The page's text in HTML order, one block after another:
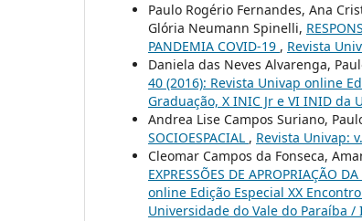
Paulo Rogério Fernandes, Ana
Glória Neumann Spinelli,
PANDEMIA COVID-19 , Revista
Daniela das Neves Alvarenga,
40 (2016): Revista Univap online
Graduação, X INIC Jr e VI INID da
Andrea Lise Campos Suriano,
SOCIOESPACIAL , Revista Univap:
Cleomar Campos da Fonseca,
EXPRESSÕES DE APROPRIAÇÃO
online Edição Especial XX
Universidade do Vale do Paraíba /